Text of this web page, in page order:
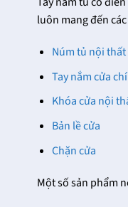
luôn mang đến
Núm tủ nội thất
Tay nắm cửa
Khóa cửa nội
Bản lề cửa
Chặn cửa
Một số sản phẩm